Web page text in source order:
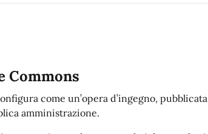
come un’opera d’ingegno,
amministrazione.